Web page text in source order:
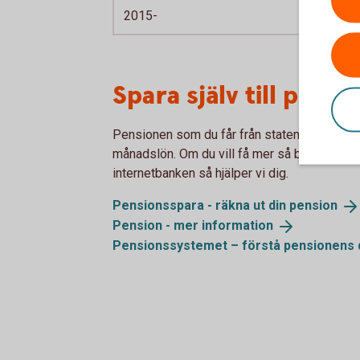
2015-
Spara själv till
Pensionen som du får från staten och
månadslön. Om du vill få mer så börja även
internetbanken så hjälper vi dig.
Pensionsspara - räkna ut din pension
Pension - mer information
Pensionssystemet – förstå pensionens